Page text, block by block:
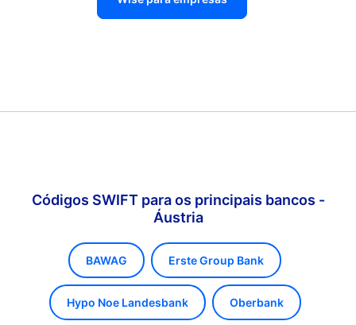
Códigos SWIFT para os principais bancos -
Áustria
BAWAG Erste Group Bank
Hypo Noe Landesbank Oberbank